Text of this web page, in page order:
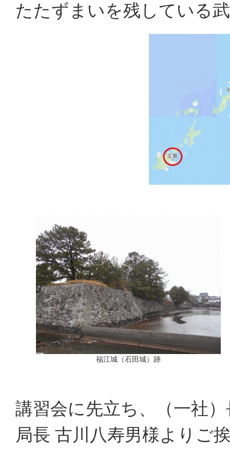
たたずまいを残している
福江城（石田城）跡
講習会に先立ち、（一社
局長 古川八寿男様よりご